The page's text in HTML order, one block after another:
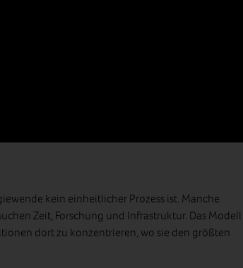
kein einheitlicher Prozess ist. Manche
Zeit, Forschung und Infrastruktur. Das Modell
dort zu konzentrieren, wo sie den größten